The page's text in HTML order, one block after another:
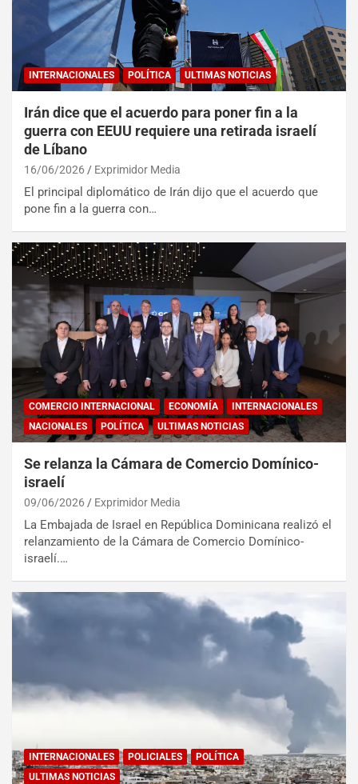
INTERNACIONALES POLÍTICA ULTIMAS NOTICIAS
Irán dice que el acuerdo para poner fin a la
guerra con EEUU requiere una retirada israelí
de Líbano
16/06/2026 Exprimidor Media
El principal diplomático de Irán dijo que el acuerdo que
pone fin a la guerra con…
COMERCIO INTERNACIONAL ECONOMÍA
INTERNACIONALES
NACIONALES
POLÍTICA ULTIMAS NOTICIAS
Se relanza la Cámara de Comercio Domínico-
israelí
09/06/2026 Exprimidor Media
La Embajada de Israel en República Dominicana realizó el
relanzamiento de la Cámara de Comercio Domínico-
israelí.…
INTERNACIONALES POLICIALES
POLÍTICA
ULTIMAS NOTICIAS